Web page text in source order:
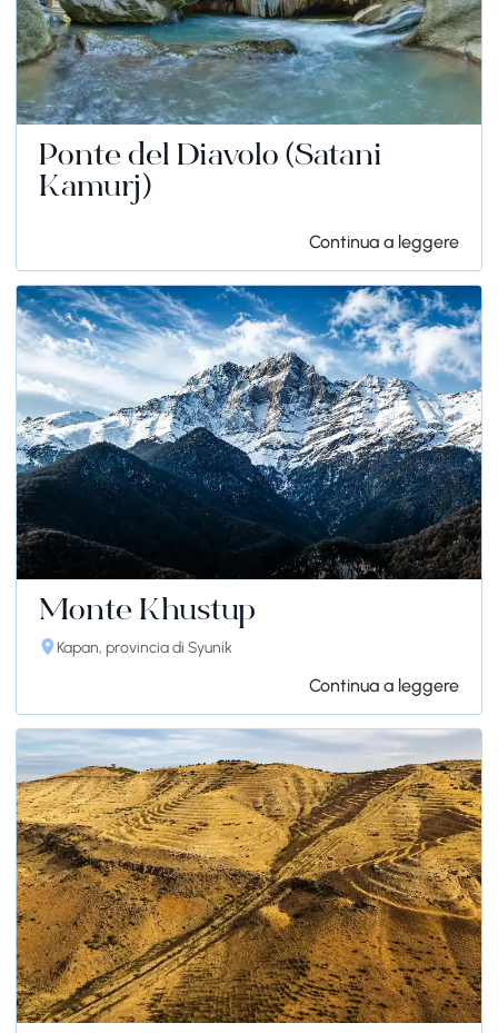
Ponte del Diavolo (Satani
Kamurj)
Continua a leggere
Monte Khustup
Kapan, provincia di Syunik
Continua a leggere